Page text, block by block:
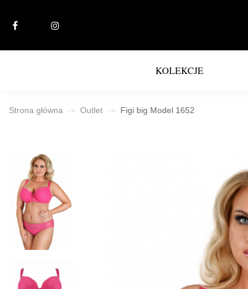
KOLEKCJE
Strona główna Outlet Figi big Model 1652